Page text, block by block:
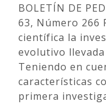
BOLETÍN DE
63, Número 266
científica la
evolutivo llevada
Teniendo en
características
primera